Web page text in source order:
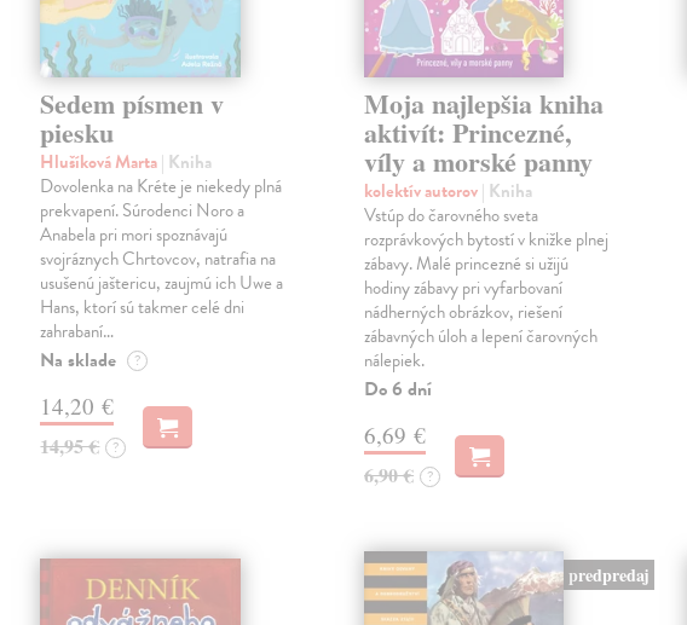
Sedem písmen v
piesku
Hlušíková Marta| Kniha
Dovolenka na Kréte je niekedy plná
prekvapení. Súrodenci Noro a
Anabela pri mori spoznávajú
svojráznych Chrtovcov, natrafia na
usušenú jaštericu, zaujmú ich Uwe a
Hans, ktorí sú takmer celé dni
zahrabaní…
Na sklade ?
14,20 €
14,95 € ?
Moja najlepšia kniha
aktivít: Princezné,
víly a morské panny
kolektív autorov| Kniha
Vstúp do čarovného sveta
rozprávkových bytostí v knižke plnej
zábavy. Malé princezné si užijú
hodiny zábavy pri vyfarbovaní
nádherných obrázkov, riešení
zábavných úloh a lepení čarovných
nálepiek.
Do 6 dní
6,69 €
6,90 € ?
predpredaj